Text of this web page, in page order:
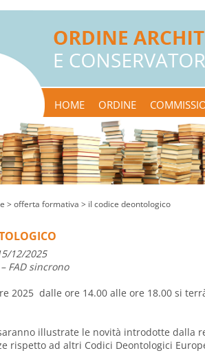
HOME ORDINE
> offerta formativa > il codice deontologico
12/2025
FAD sincrono
2025 dalle ore 14.00 alle ore 18.00 si
illustrate le novità introdotte dalla
rispetto ad altri Codici Deontologici